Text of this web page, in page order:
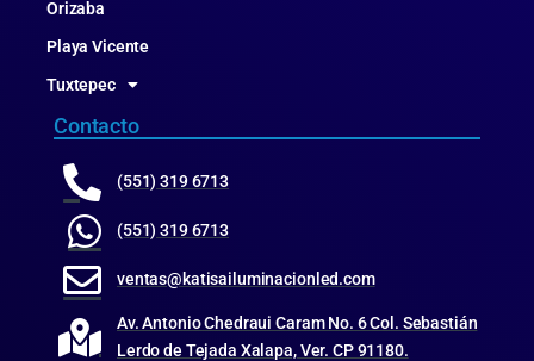
Orizaba
Playa Vicente
Tuxtepec
Contacto
(551) 319 6713
(551) 319 6713
ventas@katisailuminacionled.com
Av. Antonio Chedraui Caram No. 6 Col. Sebastián
Lerdo de Tejada Xalapa, Ver. CP 91180.